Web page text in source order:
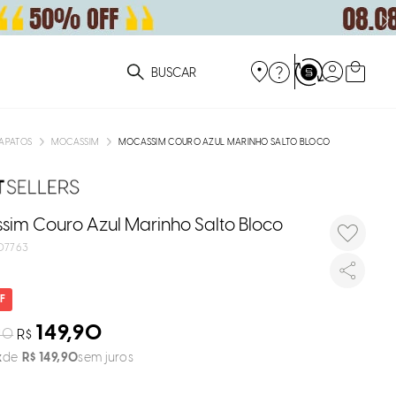
você está procurando?
MOCASSIM MOCASSIM COURO AZUL MARINHO SALTO BLOCO
Couro Azul Marinho Salto Bloco
R$ 149,90
R$ 149,90sem juros
Selecione
seu